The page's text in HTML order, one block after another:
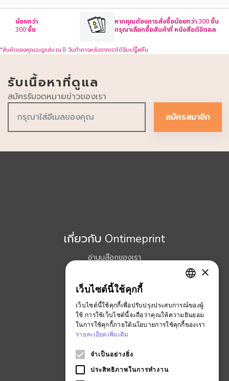
น้อยกว่า
300 ชิ้น
หากคุณต้องการสั่งซื้อน้อยกว่า 300 ชิ้น
กรุณาเลือกซื้อสินค้าที่ หนังสือดิจิตอล
*สินค้าของคุณจะถูกส่ง ณ 8 วันทำการหลังจากเราได้รับปรู๊ฟคืน
รับเนื้อหาที่ดูแล
สมัครรับจดหมายข่าวของเรา
สมัครสมาชิก
เกี่ยวกับ Ontimeprint
อ่านบล๊อกของเรา
ร่วมงานกับเรา
ข้อตกลงและเงื่อนไข
Ontimeprint Malaysia
Ontimeprint Singapore
THAI
×
เว็บไซต์นี้ใช้คุกกี้
เว็บไซต์นี้ใช้คุกกี้เพื่อปรับปรุงประสบการณ์ของผู้
ใช้ การใช้เว็บไซต์นี้จะถือว่าคุณให้ความยินยอม
ในการใช้คุกกี้ภายใต้นโยบายการใช้คุกกี้ของเรา
รายละเอียดเพิ่มเติม
จำเป็นอย่างยิ่ง
ประสิทธิภาพในการทำงาน